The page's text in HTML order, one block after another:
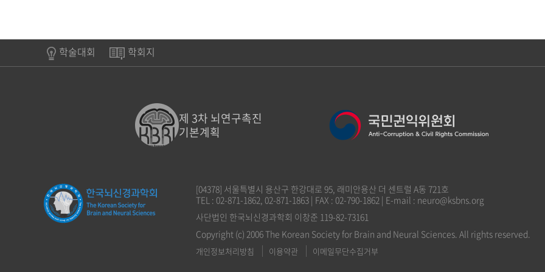
학술대회 학회지
제 3차 뇌연구촉진
기본계획
[04378] 서울특별시 용산구 한강대로 95, 래미안용산 더 센트럴 A동 721호
TEL : 02-871-1862, 02-871-1863 | FAX : 02-790-1862 | E-mail : neuro@ksbns.org
사단법인 한국뇌신경과학회 이창준 119-82-73161
Copyright (c) 2006 The Korean Society for Brain and Neural Sciences. All rights reserved.
개인정보처리방침 이용약관 이메일무단수집거부